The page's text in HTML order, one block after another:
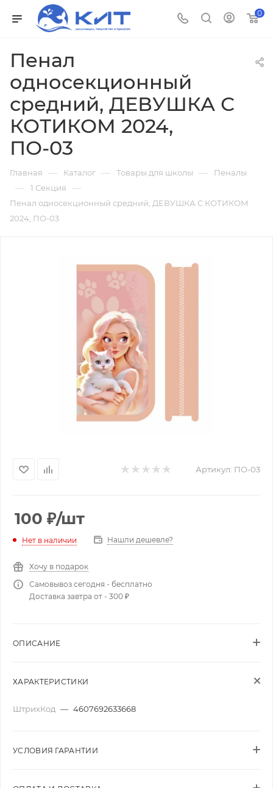
0
Пенал
односекционный
средний, ДЕВУШКА С
КОТИКОМ 2024,
ПО-03
Главная — Каталог — Товары для школы — Пеналы
— 1 Секция —
Пенал односекционный средний, ДЕВУШКА С КОТИКОМ
2024, ПО-03
Артикул: ПО-03
100 ₽/шт
Нет в наличии Нашли дешевле?
Хочу в подарок
Самовывоз сегодня - бесплатно
Доставка завтра от - 300 ₽
ОПИСАНИЕ
ХАРАКТЕРИСТИКИ
ШтрихКод — 4607692633668
УСЛОВИЯ ГАРАНТИИ